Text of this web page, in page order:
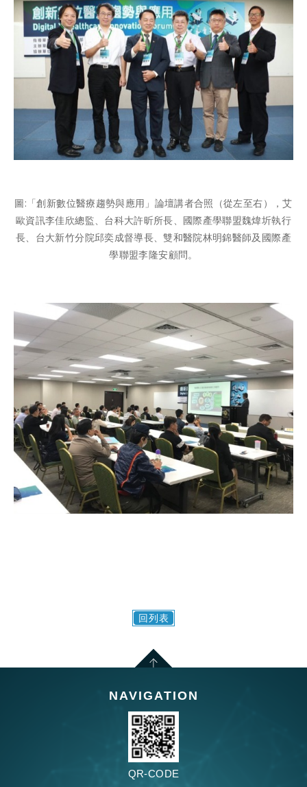
圖:「創新數位醫療趨勢與應用」論壇講者合照（從左至右），艾
歐資訊李佳欣總監、台科大許昕所長、國際產學聯盟魏煒圻執行
長、台大新竹分院邱奕成督導長、雙和醫院林明錦醫師及國際產
學聯盟李隆安顧問。
回列表
NAVIGATION
QR-CODE